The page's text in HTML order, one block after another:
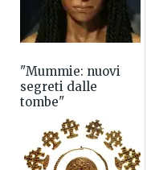
"Mummie: nuovi
segreti dalle
tombe"
l'esposizione